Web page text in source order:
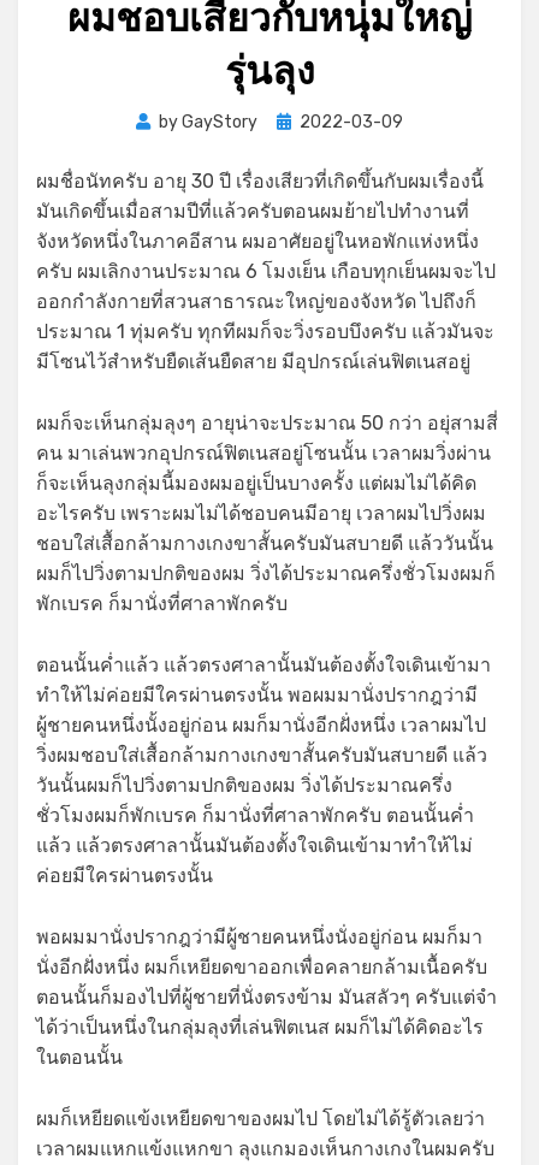
ผมชอบเสียวกับหนุ่มใหญ่
รุ่นลุง
byGayStory
Posted
2022-03-09
ผมชื่อนัทครับ อายุ 30 ปี เรื่องเสียวที่เกิดขึ้นกับผมเรื่องนี้
มันเกิดขึ้นเมื่อสามปีที่แล้วครับตอนผมย้ายไปทำงานที่
จังหวัดหนึ่งในภาคอีสาน ผมอาศัยอยู่ในหอพักแห่งหนึ่ง
ครับ ผมเลิกงานประมาณ 6 โมงเย็น เกือบทุกเย็นผมจะไป
ออกกำลังกายที่สวนสาธารณะใหญ่ของจังหวัด ไปถึงก็
ประมาณ 1 ทุ่มครับ ทุกทีผมก็จะวิ่งรอบบึงครับ แล้วมันจะ
มีโซนไว้สำหรับยืดเส้นยืดสาย มีอุปกรณ์เล่นฟิตเนสอยู่
ผมก็จะเห็นกลุ่มลุงๆ อายุน่าจะประมาณ 50 กว่า อยุ่สามสี่
คน มาเล่นพวกอุปกรณ์ฟิตเนสอยู่โซนนั้น เวลาผมวิ่งผ่าน
ก็จะเห็นลุงกลุ่มนี้มองผมอยู่เป็นบางครั้ง แต่ผมไม่ได้คิด
อะไรครับ เพราะผมไม่ได้ชอบคนมีอายุ เวลาผมไปวิ่งผม
ชอบใส่เสื้อกล้ามกางเกงขาสั้นครับมันสบายดี แล้ววันนั้น
ผมก็ไปวิ่งตามปกติของผม วิ่งได้ประมาณครึ่งชั่วโมงผมก็
พักเบรค ก็มานั่งที่ศาลาพักครับ
ตอนนั้นค่ำแล้ว แล้วตรงศาลานั้นมันต้องตั้งใจเดินเข้ามา
ทำให้ไม่ค่อยมีใครผ่านตรงนั้น พอผมมานั่งปรากฎว่ามี
ผู้ชายคนหนึ่งนั้งอยู่ก่อน ผมก็มานั่งอีกฝั่งหนึ่ง เวลาผมไป
วิ่งผมชอบใส่เสื้อกล้ามกางเกงขาสั้นครับมันสบายดี แล้ว
วันนั้นผมก็ไปวิ่งตามปกติของผม วิ่งได้ประมาณครึ่ง
ชั่วโมงผมก็พักเบรค ก็มานั่งที่ศาลาพักครับ ตอนนั้นค่ำ
แล้ว แล้วตรงศาลานั้นมันต้องตั้งใจเดินเข้ามาทำให้ไม่
ค่อยมีใครผ่านตรงนั้น
พอผมมานั่งปรากฎว่ามีผู้ชายคนหนึ่งนั่งอยู่ก่อน ผมก็มา
นั่งอีกฝั่งหนึ่ง ผมก็เหยียดขาออกเพื่อคลายกล้ามเนื้อครับ
ตอนนั้นก็มองไปที่ผู้ชายที่นั่งตรงข้าม มันสลัวๆ ครับแต่จำ
ได้ว่าเป็นหนึ่งในกลุ่มลุงที่เล่นฟิตเนส ผมก็ไม่ได้คิดอะไร
ในตอนนั้น
ผมก็เหยียดแข้งเหยียดขาของผมไป โดยไม่ได้รู้ตัวเลยว่า
เวลาผมแหกแข้งแหกขา ลุงแกมองเห็นกางเกงในผมครับ